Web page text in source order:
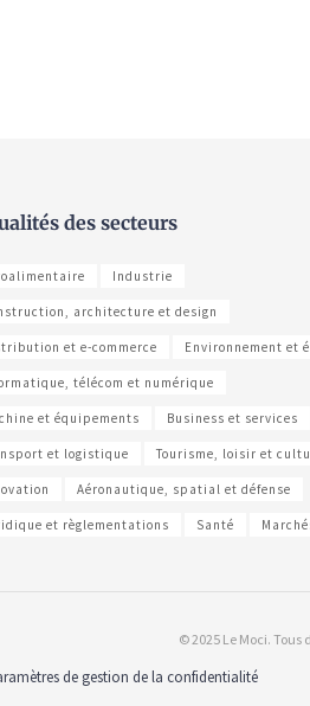
des secteurs
Industrie
architecture et design
et e-commerce Environnement et
télécom et numérique
et équipements Business et services
et logistique Tourisme, loisir et
Aéronautique, spatial et défense
et règlementations Santé
© 2025 Le Moci. Tous
de gestion de la confidentialité